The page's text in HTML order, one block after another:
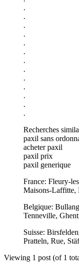
.
.
.
.
.
.
.
.
.
.
.
.
.
Recherches
paxil sans
acheter paxil
paxil prix
paxil generique
France: Fleury-
Maisons-Laffitte,
Belgique:
Tenneville,
Suisse:
Pratteln, Rue,
Viewing 1 post (of 1